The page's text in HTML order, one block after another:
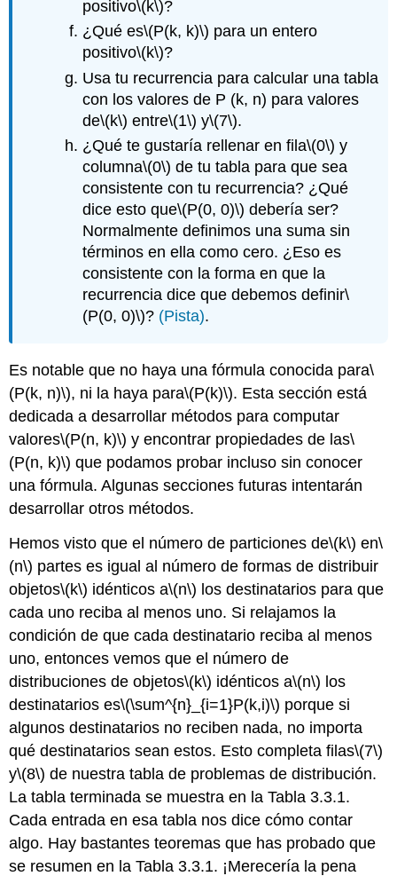
positivo\(k\)?
¿Qué es\(P(k, k)\) para un entero
positivo\(k\)?
Usa tu recurrencia para calcular una tabla
con los valores de P (k, n) para valores
de\(k\) entre\(1\) y\(7\).
¿Qué te gustaría rellenar en fila\(0\) y
columna\(0\) de tu tabla para que sea
consistente con tu recurrencia? ¿Qué
dice esto que\(P(0, 0)\) debería ser?
Normalmente definimos una suma sin
términos en ella como cero. ¿Eso es
consistente con la forma en que la
recurrencia dice que debemos definir\
(P(0, 0)\)? (Pista).
Es notable que no haya una fórmula conocida para\
(P(k, n)\), ni la haya para\(P(k)\). Esta sección está
dedicada a desarrollar métodos para computar
valores\(P(n, k)\) y encontrar propiedades de las\
(P(n, k)\) que podamos probar incluso sin conocer
una fórmula. Algunas secciones futuras intentarán
desarrollar otros métodos.
Hemos visto que el número de particiones de\(k\) en\
(n\) partes es igual al número de formas de distribuir
objetos\(k\) idénticos a\(n\) los destinatarios para que
cada uno reciba al menos uno. Si relajamos la
condición de que cada destinatario reciba al menos
uno, entonces vemos que el número de
distribuciones de objetos\(k\) idénticos a\(n\) los
destinatarios es\(\sum^{n}_{i=1}P(k,i)\) porque si
algunos destinatarios no reciben nada, no importa
qué destinatarios sean estos. Esto completa filas\(7\)
y\(8\) de nuestra tabla de problemas de distribución.
La tabla terminada se muestra en la Tabla 3.3.1.
Cada entrada en esa tabla nos dice cómo contar
algo. Hay bastantes teoremas que has probado que
se resumen en la Tabla 3.3.1. ¡Merecería la pena